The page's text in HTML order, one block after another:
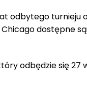
odbytego turnieju
dostępne
odbędzie się 27